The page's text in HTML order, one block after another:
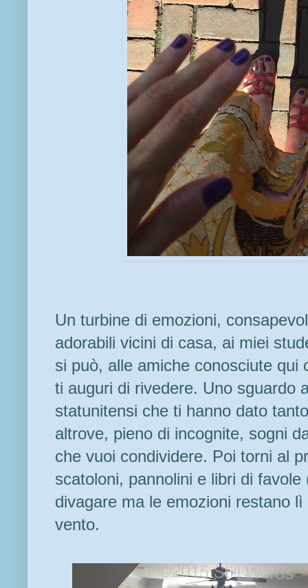
Un turbine di emozioni,
adorabili vicini di casa, ai miei
si può, alle amiche conosciute qui
ti auguri di rivedere. Uno sguardo
statunitensi che ti hanno dato
altrove, pieno di incognite, sogni
che vuoi condividere. Poi torni al
scatoloni, pannolini e libri di
divagare ma le emozioni restano
vento.